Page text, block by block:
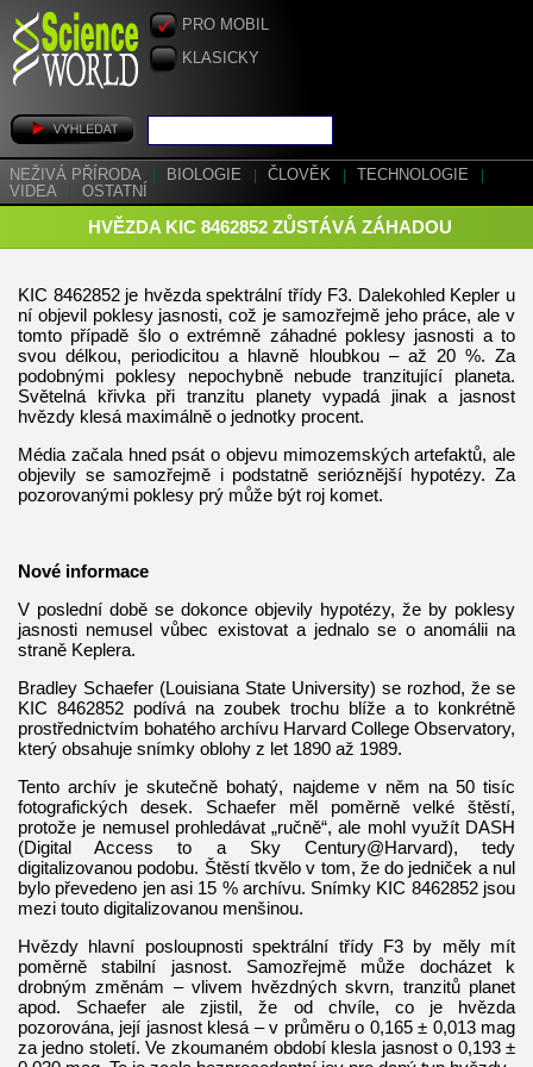
PRO MOBIL
KLASICKY
NEŽIVÁ PŘÍRODA BIOLOGIE ČLOVĚK TECHNOLOGIE
VIDEA
OSTATNÍ
HVĚZDA KIC 8462852 ZŮSTÁVÁ ZÁHADOU
KIC 8462852 je hvězda spektrální třídy F3. Dalekohled Kepler u
ní objevil poklesy jasnosti, což je samozřejmě jeho práce, ale v
tomto případě šlo o extrémně záhadné poklesy jasnosti a to
svou délkou, periodicitou a hlavně hloubkou – až 20 %. Za
podobnými poklesy nepochybně nebude tranzitující planeta.
Světelná křivka při tranzitu planety vypadá jinak a jasnost
hvězdy klesá maximálně o jednotky procent.
Média začala hned psát o objevu mimozemských artefaktů, ale
objevily se samozřejmě i podstatně serióznější hypotézy. Za
pozorovanými poklesy prý může být roj komet.
Nové informace
V poslední době se dokonce objevily hypotézy, že by poklesy
jasnosti nemusel vůbec existovat a jednalo se o anomálii na
straně Keplera.
Bradley Schaefer (Louisiana State University) se rozhod, že se
KIC 8462852 podívá na zoubek trochu blíže a to konkrétně
prostřednictvím bohatého archívu Harvard College Observatory,
který obsahuje snímky oblohy z let 1890 až 1989.
Tento archív je skutečně bohatý, najdeme v něm na 50 tisíc
fotografických desek. Schaefer měl poměrně velké štěstí,
protože je nemusel prohledávat „ručně“, ale mohl využít DASH
(Digital Access to a Sky Century@Harvard), tedy
digitalizovanou podobu. Štěstí tkvělo v tom, že do jedniček a nul
bylo převedeno jen asi 15 % archívu. Snímky KIC 8462852 jsou
mezi touto digitalizovanou menšinou.
Hvězdy hlavní posloupnosti spektrální třídy F3 by měly mít
poměrně stabilní jasnost. Samozřejmě může docházet k
drobným změnám – vlivem hvězdných skvrn, tranzitů planet
apod. Schaefer ale zjistil, že od chvíle, co je hvězda
pozorována, její jasnost klesá – v průměru o 0,165 ± 0,013 mag
za jedno století. Ve zkoumaném období klesla jasnost o 0,193 ±